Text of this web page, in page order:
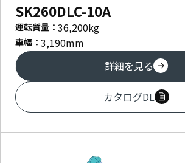
SK260DLC-10A
運転質量： 36,200kg
車幅： 3,190mm
詳細を見る
カタログDL